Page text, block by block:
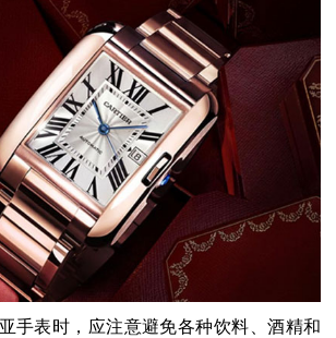
表时，应注意避免各种饮料、酒精和